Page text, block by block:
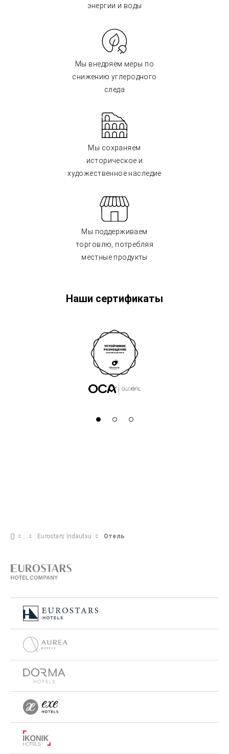
энергии и воды
Мы внедряем меры по
снижению углеродного
следа
Мы сохраняем
историческое и
художественное наследие
Мы поддерживаем
торговлю, потребляя
местные продукты
Наши сертификаты
Eurostars Indautxu Отель